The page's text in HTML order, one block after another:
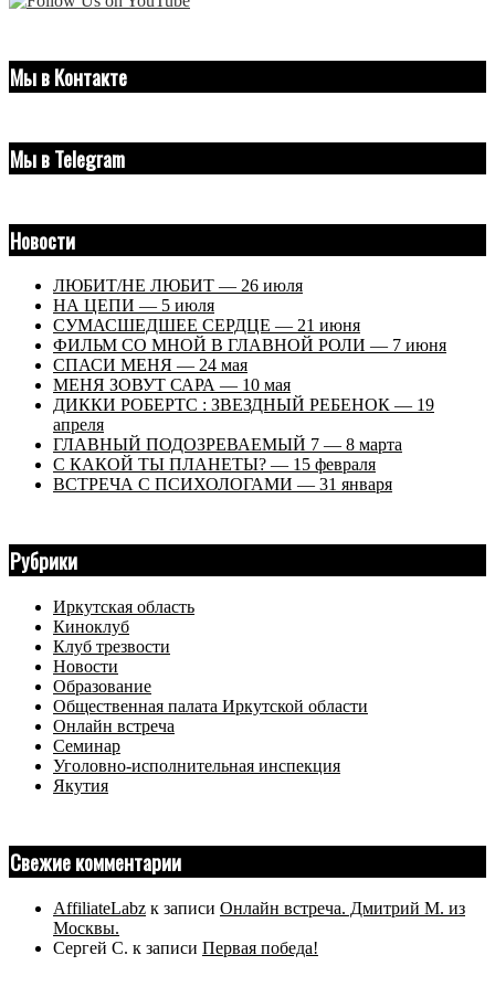
Мы в Контакте
Мы в Telegram
Новости
ЛЮБИТ/НЕ ЛЮБИТ — 26 июля
НА ЦЕПИ — 5 июля
СУМАСШЕДШЕЕ СЕРДЦЕ — 21 июня
ФИЛЬМ СО МНОЙ В ГЛАВНОЙ РОЛИ — 7 июня
СПАСИ МЕНЯ — 24 мая
МЕНЯ ЗОВУТ САРА — 10 мая
ДИККИ РОБЕРТС : ЗВЕЗДНЫЙ РЕБЕНОК — 19
апреля
ГЛАВНЫЙ ПОДОЗРЕВАЕМЫЙ 7 — 8 марта
С КАКОЙ ТЫ ПЛАНЕТЫ? — 15 февраля
ВСТРЕЧА С ПСИХОЛОГАМИ — 31 января
Рубрики
Иркутская область
Киноклуб
Клуб трезвости
Новости
Образование
Общественная палата Иркутской области
Онлайн встреча
Семинар
Уголовно-исполнительная инспекция
Якутия
Свежие комментарии
AffiliateLabz к записи Онлайн встреча. Дмитрий М. из
Москвы.
Сергей С. к записи Первая победа!